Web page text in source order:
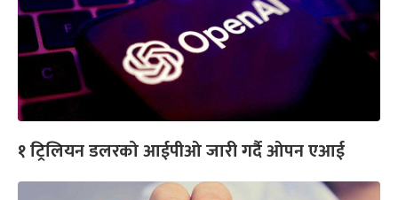
१ ट्रिलियन डलरको आईपीओ जारी गर्दै ओपन एआई